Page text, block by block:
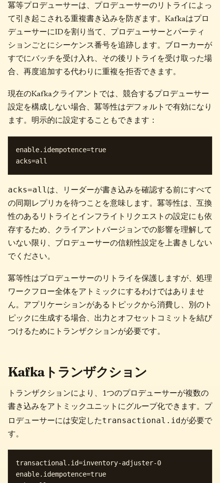
冪等プロデューサーは、プロデューサーのリトライによっ
て引き起こされる重複書き込みを防ぎます。Kafkaはプロ
デューサーにIDを割り当て、プロデューサーとパーティ
ションごとにシーケンス番号を追跡します。ブローカーが
すでにバッチを受け入れ、その後リトライを受け取った場
合、再度追加する代わりに重複を拒否できます。
現在のKafkaクライアントでは、競合するプロデューサー
設定を構成しない場合、冪等性はデフォルトで有効になり
ます。明示的に設定することもできます：
enable.idempotence=true
acks=allは、リーダーが書き込みを確認する前にすべて
の同期レプリカを待つことを意味します。冪等性は、互換
性のあるリトライとインフライトリクエストの設定にも依
存するため、クライアントバージョンでの影響を理解して
いない限り、プロデューサーの信頼性設定を上書きしない
でください。
冪等性はプロデューサーのリトライを保護しますが、処理
ワークフロー全体をアトミックにするわけではありませ
ん。アプリケーションがあるトピックから消費し、別のト
ピックに生成する場合、出力とオフセットコミットを結び
つけるためにトランザクションが必要です。
Kafkaトランザクション
トランザクションにより、1つのプロデューサーが複数の
書き込みをアトミックユニットにグループ化できます。プ
ロデューサーには安定したtransactional.idが必要で
す。
transactional.id=inventory-adjuster-0
enable.idempotence=true